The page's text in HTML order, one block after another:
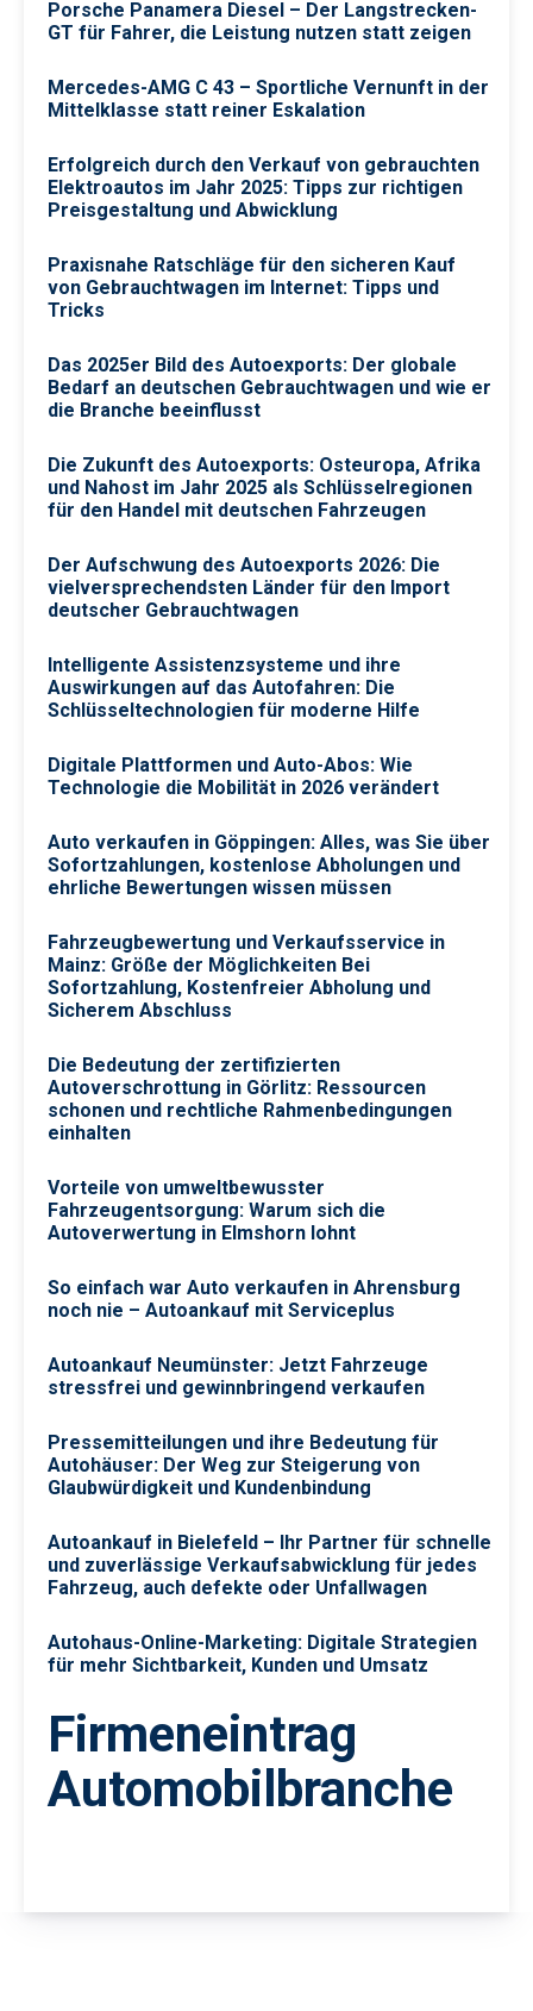
Porsche Panamera Diesel – Der Langstrecken-
GT für Fahrer, die Leistung nutzen statt zeigen
Mercedes-AMG C 43 – Sportliche Vernunft in der
Mittelklasse statt reiner Eskalation
Erfolgreich durch den Verkauf von gebrauchten
Elektroautos im Jahr 2025: Tipps zur richtigen
Preisgestaltung und Abwicklung
Praxisnahe Ratschläge für den sicheren Kauf
von Gebrauchtwagen im Internet: Tipps und
Tricks
Das 2025er Bild des Autoexports: Der globale
Bedarf an deutschen Gebrauchtwagen und wie er
die Branche beeinflusst
Die Zukunft des Autoexports: Osteuropa, Afrika
und Nahost im Jahr 2025 als Schlüsselregionen
für den Handel mit deutschen Fahrzeugen
Der Aufschwung des Autoexports 2026: Die
vielversprechendsten Länder für den Import
deutscher Gebrauchtwagen
Intelligente Assistenzsysteme und ihre
Auswirkungen auf das Autofahren: Die
Schlüsseltechnologien für moderne Hilfe
Digitale Plattformen und Auto-Abos: Wie
Technologie die Mobilität in 2026 verändert
Auto verkaufen in Göppingen: Alles, was Sie über
Sofortzahlungen, kostenlose Abholungen und
ehrliche Bewertungen wissen müssen
Fahrzeugbewertung und Verkaufsservice in
Mainz: Größe der Möglichkeiten Bei
Sofortzahlung, Kostenfreier Abholung und
Sicherem Abschluss
Die Bedeutung der zertifizierten
Autoverschrottung in Görlitz: Ressourcen
schonen und rechtliche Rahmenbedingungen
einhalten
Vorteile von umweltbewusster
Fahrzeugentsorgung: Warum sich die
Autoverwertung in Elmshorn lohnt
So einfach war Auto verkaufen in Ahrensburg
noch nie – Autoankauf mit Serviceplus
Autoankauf Neumünster: Jetzt Fahrzeuge
stressfrei und gewinnbringend verkaufen
Pressemitteilungen und ihre Bedeutung für
Autohäuser: Der Weg zur Steigerung von
Glaubwürdigkeit und Kundenbindung
Autoankauf in Bielefeld – Ihr Partner für schnelle
und zuverlässige Verkaufsabwicklung für jedes
Fahrzeug, auch defekte oder Unfallwagen
Autohaus-Online-Marketing: Digitale Strategien
für mehr Sichtbarkeit, Kunden und Umsatz
Firmeneintrag
Automobilbranche